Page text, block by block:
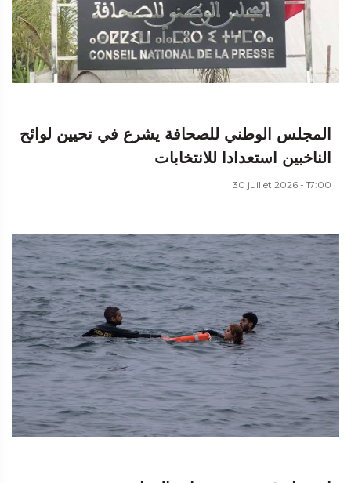
المجلس الوطني للصحافة يشرع في تحيين لوائح
الناخبين استعدادا للانتخابات
30 juillet 2026 - 17:00